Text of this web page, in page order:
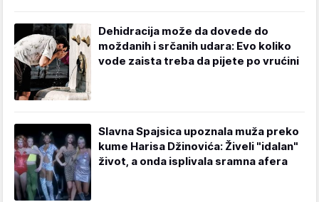
Dehidracija može da dovede do
moždanih i srčanih udara: Evo koliko
vode zaista treba da pijete po vrućini
Slavna Spajsica upoznala muža preko
kume Harisa Džinovića: Živeli "idalan"
život, a onda isplivala sramna afera